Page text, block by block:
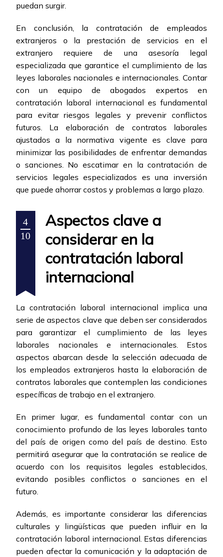
puedan surgir.
En conclusión, la contratación de empleados
extranjeros o la prestación de servicios en el
extranjero requiere de una asesoría legal
especializada que garantice el cumplimiento de las
leyes laborales nacionales e internacionales. Contar
con un equipo de abogados expertos en
contratación laboral internacional es fundamental
para evitar riesgos legales y prevenir conflictos
futuros. La elaboración de contratos laborales
ajustados a la normativa vigente es clave para
minimizar las posibilidades de enfrentar demandas
o sanciones. No escatimar en la contratación de
servicios legales especializados es una inversión
que puede ahorrar costos y problemas a largo plazo.
4
10
Aspectos clave a
considerar en la
contratación laboral
internacional
La contratación laboral internacional implica una
serie de aspectos clave que deben ser considerados
para garantizar el cumplimiento de las leyes
laborales nacionales e internacionales. Estos
aspectos abarcan desde la selección adecuada de
los empleados extranjeros hasta la elaboración de
contratos laborales que contemplen las condiciones
específicas de trabajo en el extranjero.
En primer lugar, es fundamental contar con un
conocimiento profundo de las leyes laborales tanto
del país de origen como del país de destino. Esto
permitirá asegurar que la contratación se realice de
acuerdo con los requisitos legales establecidos,
evitando posibles conflictos o sanciones en el
futuro.
Además, es importante considerar las diferencias
culturales y lingüísticas que pueden influir en la
contratación laboral internacional. Estas diferencias
pueden afectar la comunicación y la adaptación de